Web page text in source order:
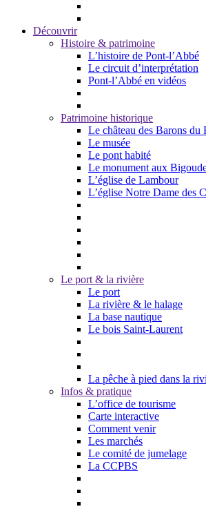
Découvrir
Histoire & patrimoine
L’histoire de Pont-l’Abbé
Le circuit d’interprétation
Pont-l’Abbé en vidéos
Patrimoine historique
Le château des Barons du
Le musée
Le pont habité
Le monument aux
L’église de Lambour
L’église Notre Dame des
Le port & la rivière
Le port
La rivière & le halage
La base nautique
Le bois Saint-Laurent
La pêche à pied dans la
Infos & pratique
L’office de tourisme
Carte interactive
Comment venir
Les marchés
Le comité de jumelage
La CCPBS